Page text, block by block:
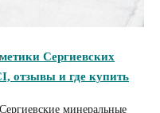
Сергиевских
отзывы и где купить
минеральные